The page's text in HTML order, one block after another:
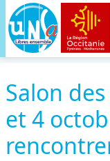
Salon
et 4